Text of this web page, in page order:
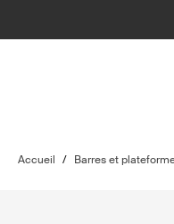
Accueil / Barres et